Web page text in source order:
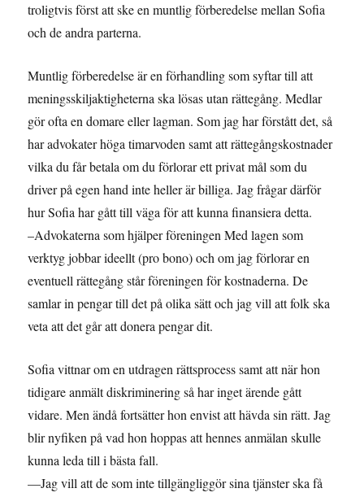
troligtvis först att ske en muntlig förberedelse mellan Sofia
och de andra parterna.
Muntlig förberedelse är en förhandling som syftar till att
meningsskiljaktigheterna ska lösas utan rättegång. Medlar
gör ofta en domare eller lagman. Som jag har förstått det, så
har advokater höga timarvoden samt att rättegångskostnader
vilka du får betala om du förlorar ett privat mål som du
driver på egen hand inte heller är billiga. Jag frågar därför
hur Sofia har gått till väga för att kunna finansiera detta.
–Advokaterna som hjälper föreningen Med lagen som
verktyg jobbar ideellt (pro bono) och om jag förlorar en
eventuell rättegång står föreningen för kostnaderna. De
samlar in pengar till det på olika sätt och jag vill att folk ska
veta att det går att donera pengar dit.
Sofia vittnar om en utdragen rättsprocess samt att när hon
tidigare anmält diskriminering så har inget ärende gått
vidare. Men ändå fortsätter hon envist att hävda sin rätt. Jag
blir nyfiken på vad hon hoppas att hennes anmälan skulle
kunna leda till i bästa fall.
—Jag vill att de som inte tillgängliggör sina tjänster ska få